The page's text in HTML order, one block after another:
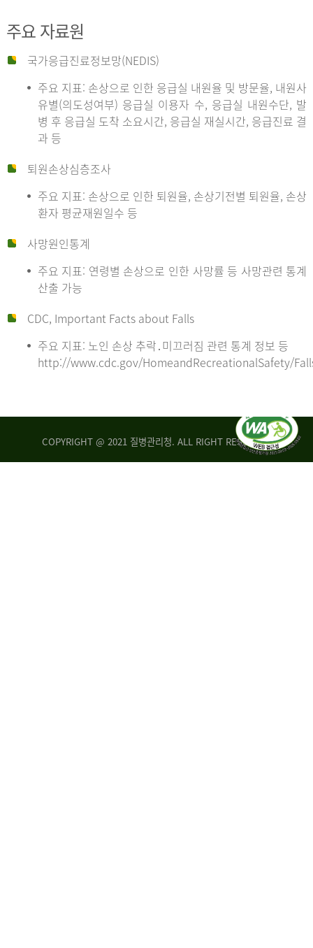
주요 자료원
국가응급진료정보망(NEDIS)
주요 지표: 손상으로 인한 응급실 내원율 및 방문율, 내원사
유별(의도성여부) 응급실 이용자 수, 응급실 내원수단, 발
병 후 응급실 도착 소요시간, 응급실 재실시간, 응급진료 결
과 등
퇴원손상심층조사
주요 지표: 손상으로 인한 퇴원율, 손상기전별 퇴원율, 손상
환자 평균재원일수 등
사망원인통계
주요 지표: 연령별 손상으로 인한 사망률 등 사망관련 통계
산출 가능
CDC, Important Facts about Falls
주요 지표: 노인 손상 추락․미끄러짐 관련 통계 정보 등
http://www.cdc.gov/HomeandRecreationalSafety/
COPYRIGHT @ 2021 질병관리청. ALL RIGHT RESERVED